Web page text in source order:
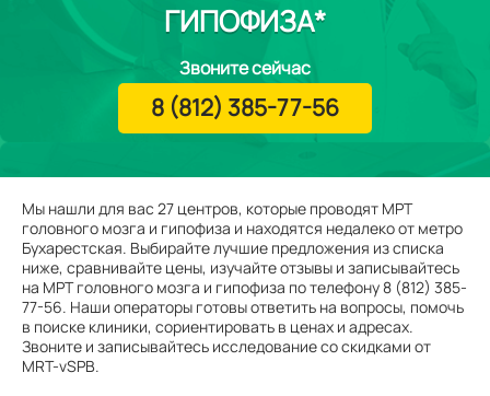
Мы нашли для вас 27 центров, которые проводят МРТ
головного мозга и гипофиза и находятся недалеко от метро
Бухарестская. Выбирайте лучшие предложения из списка
ниже, сравнивайте цены, изучайте отзывы и записывайтесь
на МРТ головного мозга и гипофиза по телефону 8 (812) 385-
77-56. Наши операторы готовы ответить на вопросы, помочь
в поиске клиники, сориентировать в ценах и адресах.
Звоните и записывайтесь исследование со скидками от
MRT-vSPB.
ГИПОФИЗА*
Звоните сейчас
8 (812) 385-77-56